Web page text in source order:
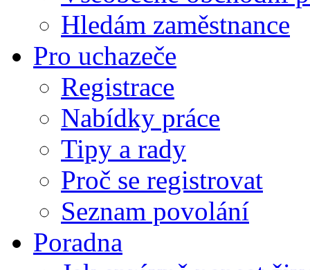
Hledám zaměstnance
Pro uchazeče
Registrace
Nabídky práce
Tipy a rady
Proč se registrovat
Seznam povolání
Poradna